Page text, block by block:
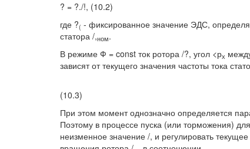
? = ?./!, (10.2)
где ?( - фиксированное значение ЭДС,
статора /,ном.
В режиме Ф = const ток ротора /?, угол <рх
зависят от текущего значения частоты тока
(10.3)
При этом момент однозначно определяется
Поэтому в процессе пуска (или торможения)
неизменное значение /, и регулировать